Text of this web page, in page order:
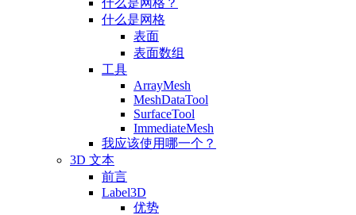
什么是网格？
什么是网格
表面
表面数组
工具
ArrayMesh
MeshDataTool
SurfaceTool
ImmediateMesh
我应该使用哪一个？
3D 文本
前言
Label3D
优势